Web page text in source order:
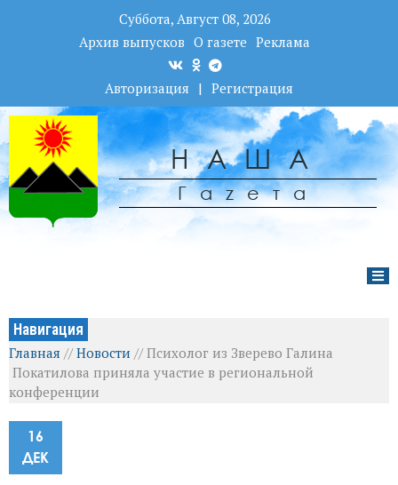
Суббота, Август 08, 2026
Архив выпусков О газете Реклама
Авторизация | Регистрация
НАША
Гаzета
Навигация
Главная //Новости //Психолог из Зверево Галина
Покатилова приняла участие в региональной
конференции
16
ДЕК